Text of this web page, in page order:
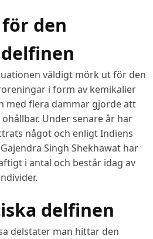
den
väldigt mörk ut för den
i form av kemikalier
med flera dammar gjorde att
Under senare år har
något och enligt Indiens
Singh Shekhawat har
i antal och består idag av
delfinen
delstater man hittar den